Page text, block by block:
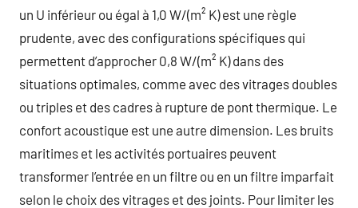
un U inférieur ou égal à 1,0 W/(m² K) est une règle
prudente, avec des configurations spécifiques qui
permettent d’approcher 0,8 W/(m² K) dans des
situations optimales, comme avec des vitrages doubles
ou triples et des cadres à rupture de pont thermique. Le
confort acoustique est une autre dimension. Les bruits
maritimes et les activités portuaires peuvent
transformer l’entrée en un filtre ou en un filtre imparfait
selon le choix des vitrages et des joints. Pour limiter les